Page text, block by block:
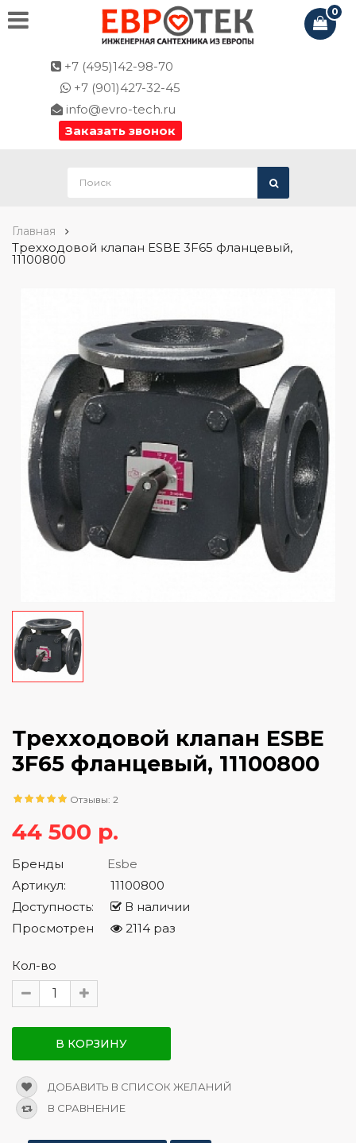
+7 (495)142-98-70
+7 (901)427-32-45
info@evro-tech.ru
Заказать звонок
0
Главная
Трехходовой клапан ESBE 3F65 фланцевый,
11100800
Трехходовой клапан ESBE
3F65 фланцевый, 11100800
Отзывы: 2
44 500 р.
Бренды
Esbe
Артикул:
11100800
Доступность:
В наличии
Просмотрен
2114 раз
Кол-во
В КОРЗИНУ
ДОБАВИТЬ В СПИСОК ЖЕЛАНИЙ
В СРАВНЕНИЕ